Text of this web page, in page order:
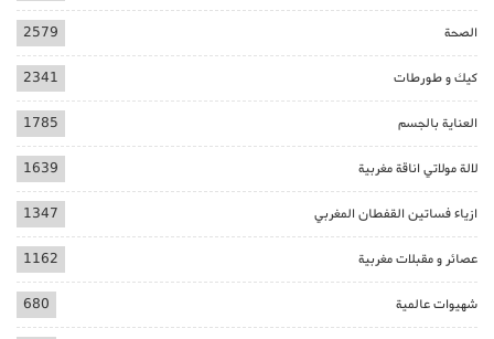
الصحة 2579
كيك و طورطات 2341
العناية بالجسم 1785
لالة مولاتي اناقة مغربية 1639
ازياء فساتين القفطان المغربي 1347
عصائر و مقبلات مغربية 1162
شهيوات عالمية 680